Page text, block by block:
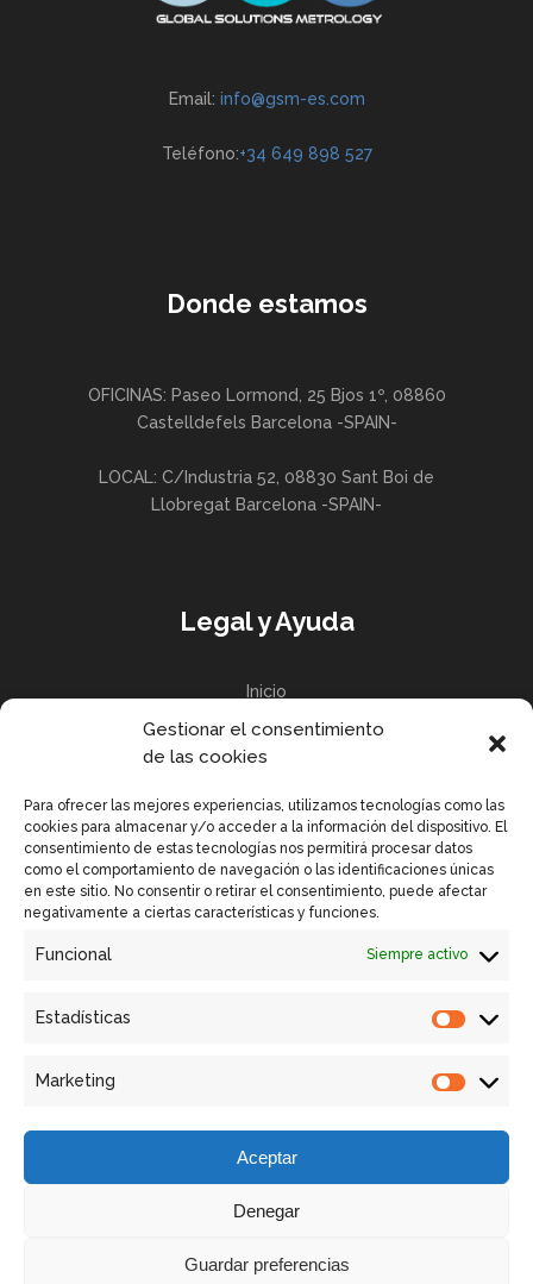
Gestionar el consentimiento
de las cookies
Para ofrecer las mejores experiencias, utilizamos tecnologías como las
cookies para almacenar y/o acceder a la información del dispositivo. El
consentimiento de estas tecnologías nos permitirá procesar datos
como el comportamiento de navegación o las identificaciones únicas
en este sitio. No consentir o retirar el consentimiento, puede afectar
negativamente a ciertas características y funciones.
Funcional Siempre activo
Estadísticas
Marketing
Aceptar
Denegar
Guardar preferencias
Email: info@gsm-es.com
Teléfono:+34 649 898 527
Donde estamos
OFICINAS: Paseo Lormond, 25 Bjos 1º, 08860
Castelldefels Barcelona -SPAIN-
LOCAL: C/Industria 52, 08830 Sant Boi de
Llobregat Barcelona -SPAIN-
Legal y Ayuda
Inicio
Política de privacidad
Enlaces Rápidos
Copyright © GSM - Global Solutions Metrology |